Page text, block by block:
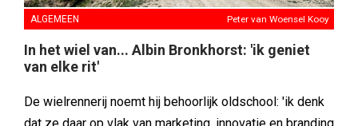
ALGEMEEN Peter van Woensel Kooy
In het wiel van... Albin Bronkhorst: 'ik geniet
van elke rit'
De wielrennerij noemt hij behoorlijk oldschool: 'ik denk